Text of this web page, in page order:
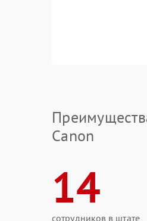
Canon
14
сотрудников в штате